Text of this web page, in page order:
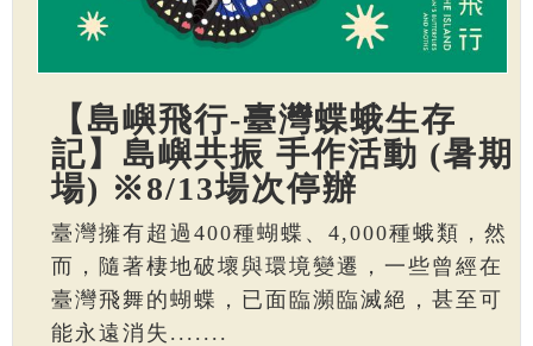
【島嶼飛行-臺灣蝶蛾生存
記】島嶼共振 手作活動 (暑期
場) ※8/13場次停辦
臺灣擁有超過400種蝴蝶、4,000種蛾類，然
而，隨著棲地破壞與環境變遷，一些曾經在
臺灣飛舞的蝴蝶，已面臨瀕臨滅絕，甚至可
能永遠消失.......